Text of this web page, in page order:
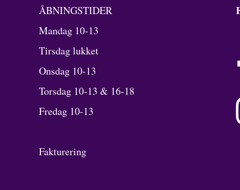
ÅBNINGSTIDER
Mandag 10-13
Tirsdag lukket
Onsdag 10-13
Torsdag 10-13 & 16-18
Fredag 10-13
Fakturering